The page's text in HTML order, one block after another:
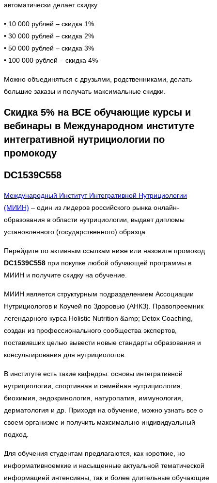
автоматически делает скидку
• 10 000 рублей – скидка 1%
• 30 000 рублей – скидка 2%
• 50 000 рублей – скидка 3%
• 100 000 рублей – скидка 4%
Можно объединяться с друзьями, родственниками, делать
большие заказы и получать максимальные скидки.
Скидка 5% на ВСЕ обучающие курсы и
вебинары в Международном институте
интегративной нутрициологии по
промокоду
DC1539C558
Международный Институт Интегративной Нутрициологии
(МИИН) – один из лидеров российского рынка онлайн-
образования в области нутрициологии, выдает дипломы
установленного (государственного) образца.
Перейдите по активным ссылкам ниже или назовите промокод
DC1539C558 при покупке любой обучающей программы в
МИИН и получите скидку на обучение.
МИИН является структурным подразделением Ассоциации
Нутрициологов и Коучей по Здоровью (АНКЗ). Правопреемник
легендарного курса Holistic Nutrition &amp; Detox Coaching,
создан из профессионального сообщества экспертов,
поставивших целью вывести новые стандарты образования и
консультирования для нутрициологов.
В институте есть такие кафедры: основы интегративной
нутрициологии, спортивная и семейная нутрициология,
биохимия, эндокринология, натуропатия, иммунология,
дерматология и др. Приходя на обучение, можно узнать все о
своем организме и получить максимально индивидуальный
подход.
Для обучения студентам предлагаются, как короткие, но
информативноемкие и насыщенные актуальной тематической
информацией интенсивны, так и более длительные обучающие